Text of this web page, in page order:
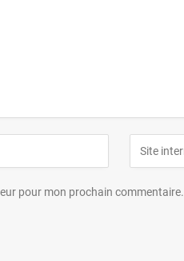
pour mon prochain commentaire.